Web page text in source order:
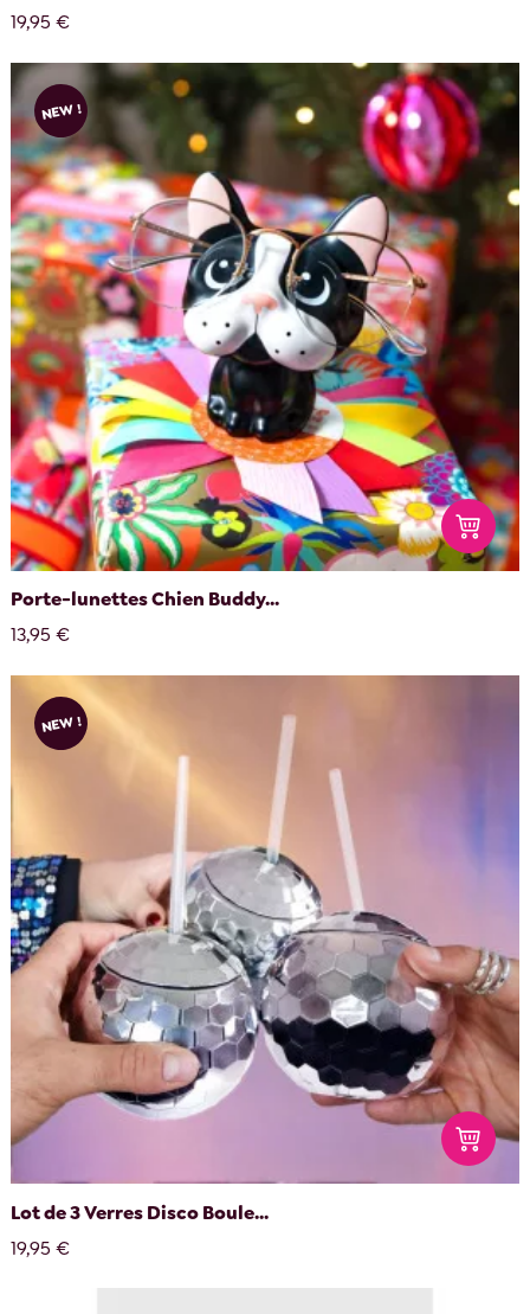
19,95 €
NEW !
Porte-lunettes Chien Buddy...
13,95 €
NEW !
Lot de 3 Verres Disco Boule...
19,95 €